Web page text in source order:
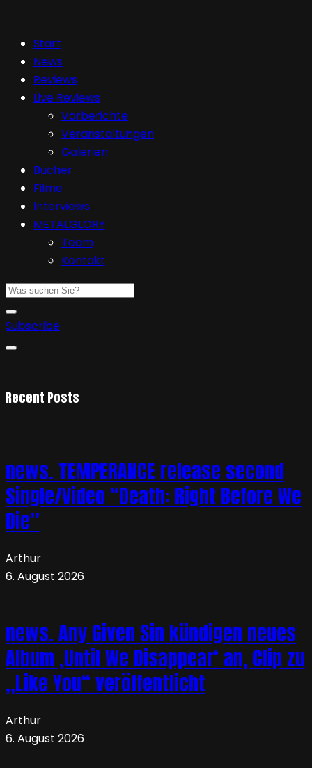
Start
News
Reviews
Live Reviews
Vorberichte
Veranstaltungen
Galerien
Bücher
Filme
Interviews
METALGLORY
Team
Kontakt
Subscribe
Recent Posts
news. TEMPERANCE release second
Single/Video “Death: Right Before We
Die”
Arthur
6. August 2026
news. Any Given Sin kündigen neues
Album ‚Until We Disappear‘ an, Clip zu
„Like You“ veröffentlicht
Arthur
6. August 2026